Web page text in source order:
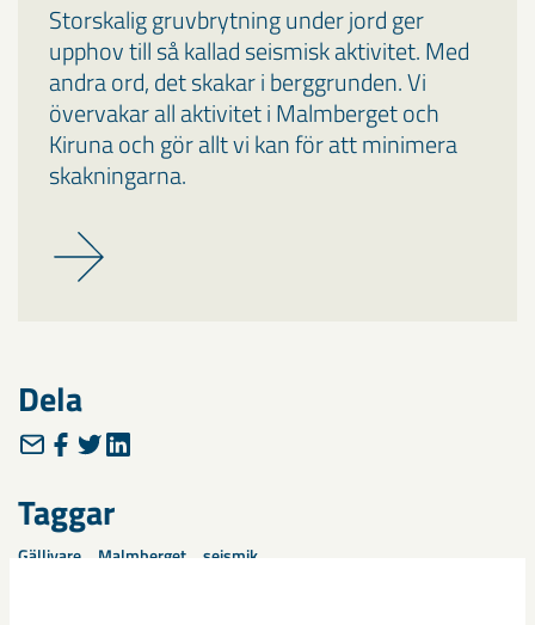
Storskalig gruvbrytning under jord ger
upphov till så kallad seismisk aktivitet. Med
andra ord, det skakar i berggrunden. Vi
övervakar all aktivitet i Malmberget och
Kiruna och gör allt vi kan för att minimera
skakningarna.
Dela
Taggar
Gällivare Malmberget seismik